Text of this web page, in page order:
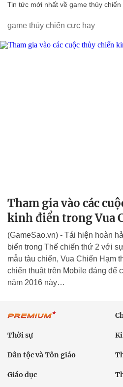
Tin tức mới nhất về game thủy
game thủy chiến cực hay
Tham gia vào các
kinh điển trong Vua
(GameSao.vn) - Tái hiện hoàn
biển trong Thế chiến thứ 2 với
mẫu tàu chiến, Vua Chiến Hạm
chiến thuật trên Mobile đáng để
năm 2016 này…
Thời sự
Dân tộc và Tôn giáo
Giáo dục